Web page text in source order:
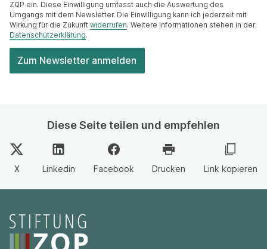
ZQP ein. Diese Einwilligung umfasst auch die Auswertung des
Umgangs mit dem Newsletter. Die Einwilligung kann ich jederzeit mit
Wirkung für die Zukunft widerrufen. Weitere Informationen stehen in der
Datenschutzerklärung.
Diese Seite teilen und empfehlen
X Linkedin Facebook Drucken Link kopieren
Seitenfooter